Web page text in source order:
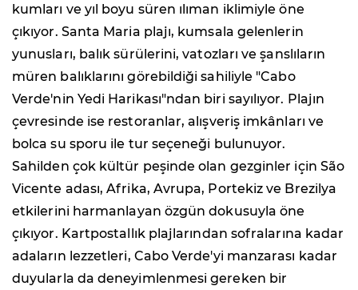
kumları ve yıl boyu süren ılıman iklimiyle öne
çıkıyor. Santa Maria plajı, kumsala gelenlerin
yunusları, balık sürülerini, vatozları ve şanslıların
müren balıklarını görebildiği sahiliyle "Cabo
Verde'nin Yedi Harikası"ndan biri sayılıyor. Plajın
çevresinde ise restoranlar, alışveriş imkânları ve
bolca su sporu ile tur seçeneği bulunuyor.
Sahilden çok kültür peşinde olan gezginler için São
Vicente adası, Afrika, Avrupa, Portekiz ve Brezilya
etkilerini harmanlayan özgün dokusuyla öne
çıkıyor. Kartpostallık plajlarından sofralarına kadar
adaların lezzetleri, Cabo Verde'yi manzarası kadar
duyularla da deneyimlenmesi gereken bir